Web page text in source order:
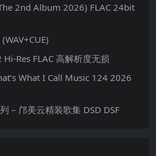
2nd Album 2026) FLAC 24bit
Res FLAC 高解析度无损
What I Call Music 124 2026
– 邝美云精装歌集 DSD DSF